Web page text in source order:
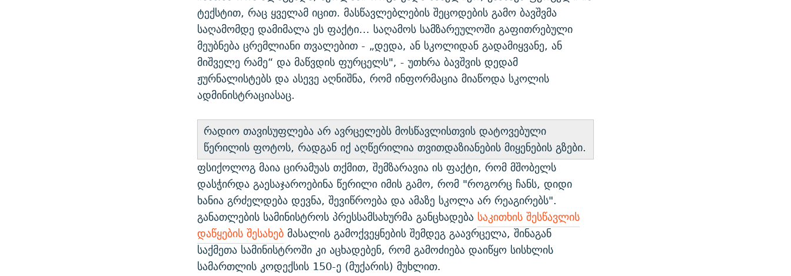
ტექსტით, რაც ყველამ იცით. მასწავლებლების შეცოდების გამო ბავშვმა
საღამომდე დამიმალა ეს ფაქტი... საღამოს სამზარეულოში გაფითრებული
მეუბნება ცრემლიანი თვალებით - „დედა, ან სკოლიდან გადამიყვანე, ან
მიშველე რამე“ და მაწვდის ფურცელს", - უთხრა ბავშვის დედამ
ჟურნალისტებს და ასევე აღნიშნა, რომ ინფორმაცია მიაწოდა სკოლის
ადმინისტრაციასაც.
რადიო თავისუფლება არ ავრცელებს მოსწავლისთვის დატოვებული
წერილის ფოტოს, რადგან იქ აღწერილია თვითდაზიანების მიყენების გზები.
ფსიქოლოგ მაია ცირამუას თქმით, შემზარავია ის ფაქტი, რომ მშობელს
დასჭირდა გაესაჯაროებინა წერილი იმის გამო, რომ "როგორც ჩანს, დიდი
ხანია გრძელდება დევნა, შევიწროება და ამაზე სკოლა არ რეაგირებს".
განათლების სამინისტროს პრესსამსახურმა განცხადება საკითხის შესწავლის
დაწყების შესახებმასალის გამოქვეყნების შემდეგ გაავრცელა, შინაგან
საქმეთა სამინისტროში კი აცხადებენ, რომ გამოძიება დაიწყო სისხლის
სამართლის კოდექსის 150-ე (მუქარის) მუხლით.